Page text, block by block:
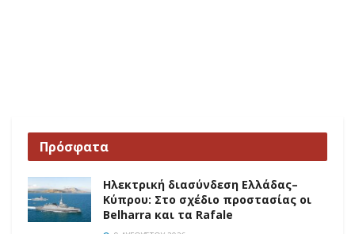
Πρόσφατα
Ηλεκτρική διασύνδεση Ελλάδας–
Κύπρου: Στο σχέδιο προστασίας οι
Belharra και τα Rafale